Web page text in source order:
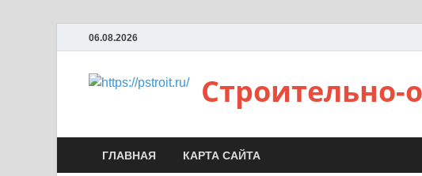
06.08.2026
Строительно-
ГЛАВНАЯ КАРТА САЙТА